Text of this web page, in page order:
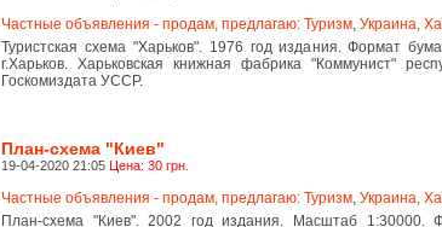
Частные объявления - продам, предлагаю: Туризм, Украина,
Туристская схема "Харьков". 1976 год издания. Формат
г.Харьков. Харьковская книжная фабрика "Коммунист"
Госкомиздата УССР.
План-схема "Киев"
19-04-2020 21:05 Цена: 30 грн.
Частные объявления - продам, предлагаю: Туризм, Украина,
План-схема "Киев". 2002 год издания. Масштаб 1:30000.